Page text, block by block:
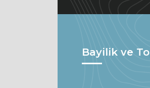
Bayilik ve